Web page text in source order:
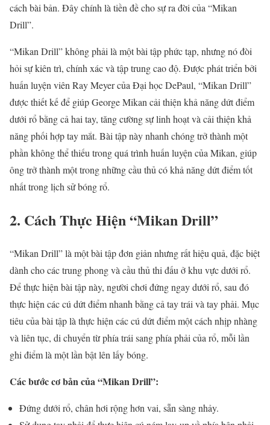
cách bài bản. Đây chính là tiền đề cho sự ra đời của “Mikan
Drill”.
“Mikan Drill” không phải là một bài tập phức tạp, nhưng nó đòi
hỏi sự kiên trì, chính xác và tập trung cao độ. Được phát triển bởi
huấn luyện viên Ray Meyer của Đại học DePaul, “Mikan Drill”
được thiết kế để giúp George Mikan cải thiện khả năng dứt điểm
dưới rổ bằng cả hai tay, tăng cường sự linh hoạt và cải thiện khả
năng phối hợp tay mắt. Bài tập này nhanh chóng trở thành một
phần không thể thiếu trong quá trình huấn luyện của Mikan, giúp
ông trở thành một trong những cầu thủ có khả năng dứt điểm tốt
nhất trong lịch sử bóng rổ.
2. Cách Thực Hiện “Mikan Drill”
“Mikan Drill” là một bài tập đơn giản nhưng rất hiệu quả, đặc biệt
dành cho các trung phong và cầu thủ thi đấu ở khu vực dưới rổ.
Để thực hiện bài tập này, người chơi đứng ngay dưới rổ, sau đó
thực hiện các cú dứt điểm nhanh bằng cả tay trái và tay phải. Mục
tiêu của bài tập là thực hiện các cú dứt điểm một cách nhịp nhàng
và liên tục, di chuyển từ phía trái sang phía phải của rổ, mỗi lần
ghi điểm là một lần bật lên lấy bóng.
Các bước cơ bản của “Mikan Drill”:
Đứng dưới rổ, chân hơi rộng hơn vai, sẵn sàng nhảy.